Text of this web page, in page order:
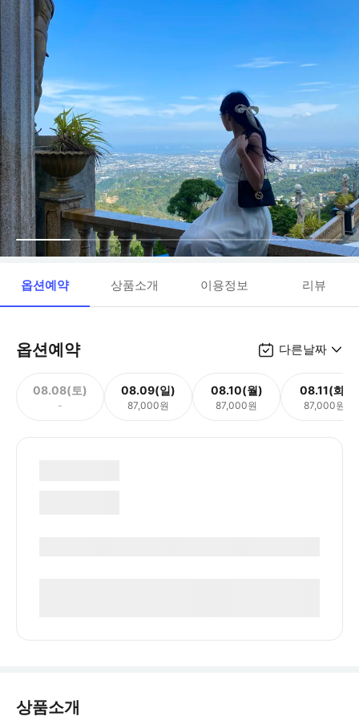
옵션예약 상품소개 이용정보 리뷰
옵션예약 다른날짜
08.08(토)
-
08.09(일)
87,000원
08.10(월)
87,000원
08.11(화)
87,000원
상품소개